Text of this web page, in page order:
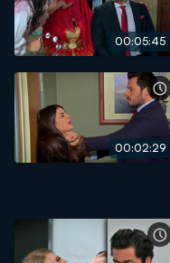
00:05:45
00:02:29